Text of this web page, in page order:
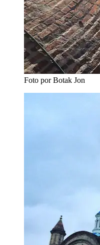
Foto por Botak Jon